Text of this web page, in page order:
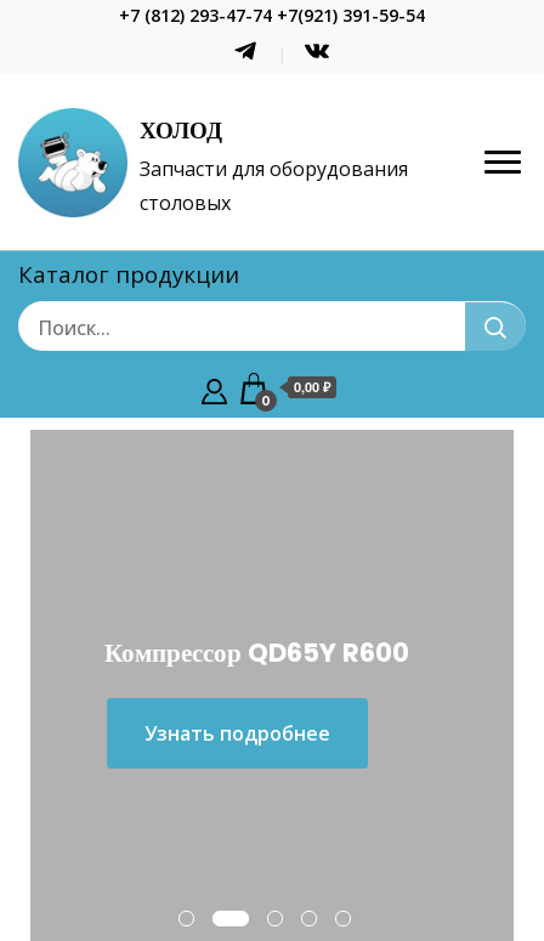
+7 (812) 293-47-74 +7(921) 391-59-54
ХОЛОД
Запчасти для оборудования
столовых
Каталог продукции
0
0,00 ₽
Компрессор QD65Y R600
Узнать подробнее